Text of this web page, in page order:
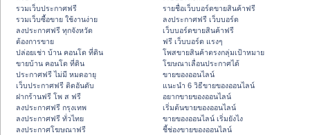
รวมเว็บประกาศฟรี
รวมเว็บซื้อขาย ใช้งานง่าย
ลงประกาศฟรี ทุกจังหวัด
ต้องการขาย
ปล่อยเช่า บ้าน คอนโด ที่ดิน
ขายบ้าน คอนโด ที่ดิน
ประกาศฟรี ไม่มี หมดอายุ
เว็บประกาศฟรี ติดอันดับ
ฝากร้านฟรี โพ ส ฟรี
ลงประกาศฟรี กรุงเทพ
ลงประกาศฟรี ทั่วไทย
ลงประกาศโฆษณาฟรี
รายชื่อเว็บบอร์ดขายสินค้าฟรี
ลงประกาศฟรี เว็บบอร์ด
เว็บบอร์ดขายสินค้าฟรี
ฟรี เว็บบอร์ด แรงๆ
โพสขายสินค้าตรงกลุ่มเป้าหมาย
โฆษณาเลื่อนประกาศได้
ขายของออนไลน์
แนะนำ 6 วิธีขายของออนไลน์
อยากขายของออนไลน์
เริ่มต้นขายของออนไลน์
ขายของออนไลน์ เริ่มยังไง
ชี้ช่องขายของออนไลน์